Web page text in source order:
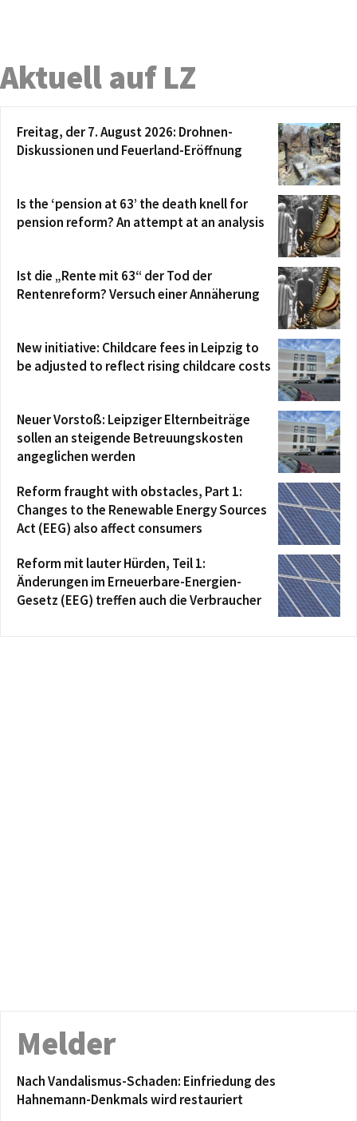
Aktuell auf LZ
Freitag, der 7. August 2026: Drohnen-
Diskussionen und Feuerland-Eröffnung
Is the ‘pension at 63’ the death knell for
pension reform? An attempt at an analysis
Ist die „Rente mit 63“ der Tod der
Rentenreform? Versuch einer Annäherung
New initiative: Childcare fees in Leipzig to
be adjusted to reflect rising childcare costs
Neuer Vorstoß: Leipziger Elternbeiträge
sollen an steigende Betreuungskosten
angeglichen werden
Reform fraught with obstacles, Part 1:
Changes to the Renewable Energy Sources
Act (EEG) also affect consumers
Reform mit lauter Hürden, Teil 1:
Änderungen im Erneuerbare-Energien-
Gesetz (EEG) treffen auch die Verbraucher
Melder
Nach Vandalismus-Schaden: Einfriedung des
Hahnemann-Denkmals wird restauriert